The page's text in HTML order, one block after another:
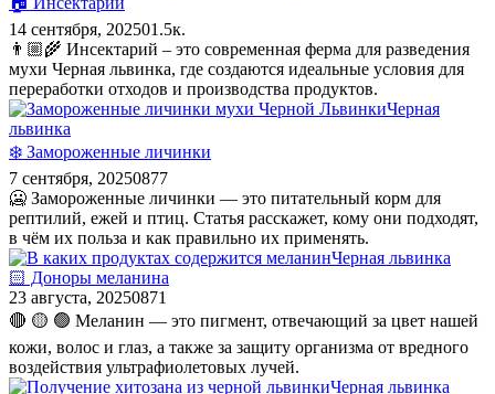
14 сентября, 202501.5к.
👨🏼‍🌾 Инсектарий – это современная ферма для разведения
мухи Черная львинка, где создаются идеальные условия для
переработки отходов и производства продуктов.
Черная
львинка
❄️ Замороженные личинки
7 сентября, 20250877
🥶 Замороженные личинки — это питательный корм для
рептилий, ежей и птиц. Статья расскажет, кому они подходят,
в чём их польза и как правильно их применять.
Черная львинка
🏻 Доноры меланина
23 августа, 20250871
🔴 🟡 🟢 Меланин — это пигмент, отвечающий за цвет нашей
кожи, волос и глаз, а также за защиту организма от вредного
воздействия ультрафиолетовых лучей.
Черная львинка